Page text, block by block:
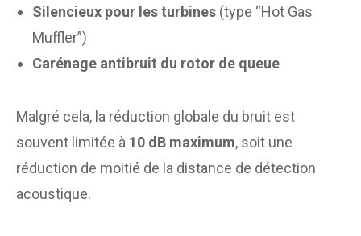
Silencieux pour les turbines (type “Hot Gas
Muffler”)
Carénage antibruit du rotor de queue
Malgré cela, la réduction globale du bruit est
souvent limitée à 10 dB maximum, soit une
réduction de moitié de la distance de détection
acoustique.